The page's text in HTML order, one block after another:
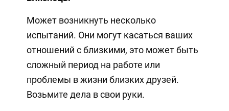
Может возникнуть несколько
испытаний. Они могут касаться ваших
отношений с близкими, это может быть
сложный период на работе или
проблемы в жизни близких друзей.
Возьмите дела в свои руки.